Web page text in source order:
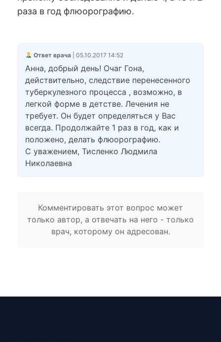
раза в год флюорографию.
Ответ врача| 05.10.2017 14:52
Анна, добрый день! Очаг Гона,
действительно, следствие перенесенного
туберкулезного процесса , возможно, в
легкой форме в детстве. Лечения не
требует. Он будет определяться у Вас
всегда. Продолжайте 1 раз в год, как и
положено, делать флюорографию.
С уважением, Тисленко Людмила
Николаевна
Комментировать этот вопрос может
только автор, а отвечать на него - только
врач, которому он адресован.